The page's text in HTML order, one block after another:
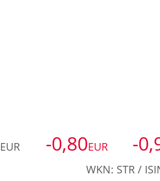
EUR -0,80EUR -
WKN: STR /